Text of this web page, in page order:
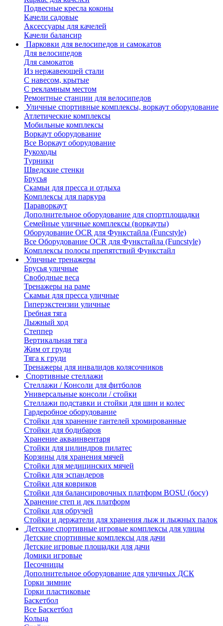
Подвесные кресла коконы
Качели садовые
Аксессуары для качелей
Качели балансир
Парковки для велосипедов и самокатов
Для велосипедов
Для самокатов
Из нержавеющей стали
С навесом, крытые
С рекламным местом
Ремонтные станции для велосипедов
Уличные спортивные комплексы, воркаут оборудование
Атлетические комплексы
Мобильные комплексы
Воркаут оборудование
Все Воркаут оборудование
Рукоходы
Турники
Шведские стенки
Брусья
Скамьи для пресса и отдыха
Комплексы для паркура
Параворкаут
Дополнительное оборудование для спортплощадки
Семейные уличные комплексы (воркауты)
Оборудование OCR для Функстайла (Funcstyle)
Все Оборудование OCR для Функстайла (Funcstyle)
Комплексы полосы препятствий Функстайл
Уличные тренажеры
Брусья уличные
Свободные веса
Тренажеры на раме
Скамьи для пресса уличные
Гиперэкстензии уличные
Гребная тяга
Лыжный ход
Степпер
Вертикальная тяга
Жим от груди
Тяга к груди
Тренажеры для инвалидов колясочников
Спортивные стеллажи
Стеллажи / Консоли для фитболов
Универсальные консоли / стойки
Стеллажи подставки и стойки для шин и колес
Гардеробное оборудование
Стойки для хранение гантелей хромированные
Стойки для бодибаров
Хранение акваинвентаря
Стойки для цилиндров пилатес
Корзины для хранения мячей
Стойки для медицинских мячей
Стойки для эспандеров
Стойки для ковриков
Стойки для балансировочных платформ BOSU (босу)
Хранение степ и дек платформ
Стойки для обручей
Стойки и держатели для хранения лыж и лыжных палок
Детские спортивные игровые комплексы для улицы
Детские спортивные комплексы для дачи
Детские игровые площадки для дачи
Домики игровые
Песочницы
Дополнительное оборудование для уличных ДСК
Горки зимние
Горки пластиковые
Баскетбол
Все Баскетбол
Кольца